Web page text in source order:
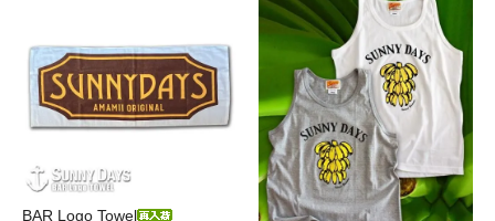
BAR Logo Towel